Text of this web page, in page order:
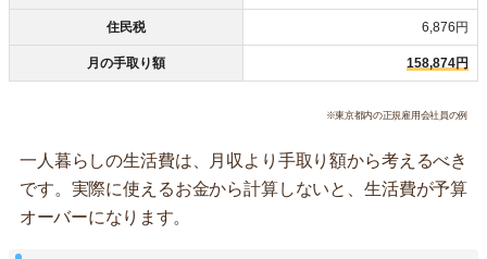
住民税 6,876円
月の手取り額 158,874円
※東京都内の正規雇用会社員の例
一人暮らしの生活費は、月収より手取り額から考えるべき
です。実際に使えるお金から計算しないと、生活費が予算
オーバーになります。